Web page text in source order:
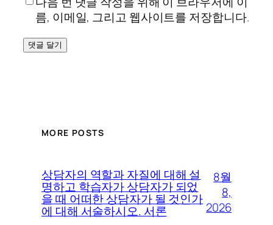
름, 이메일, 그리고 웹사이트를 저장합니다.
MORE POSTS
상담자의 역할과 자질에 대해 설
명하고 학습자가 상담자가 되었
을 때 어떠한 상담자가 될 것인가
에 대해 서술하시오. 서론
8월
8,
2026